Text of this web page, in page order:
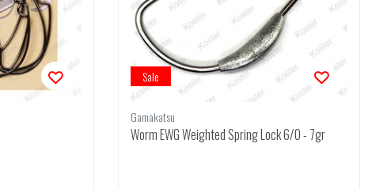
Sale
Gamakatsu
Worm EWG Weighted Spring Lock 6/0 - 7gr